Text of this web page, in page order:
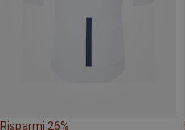
Risparmi 26%